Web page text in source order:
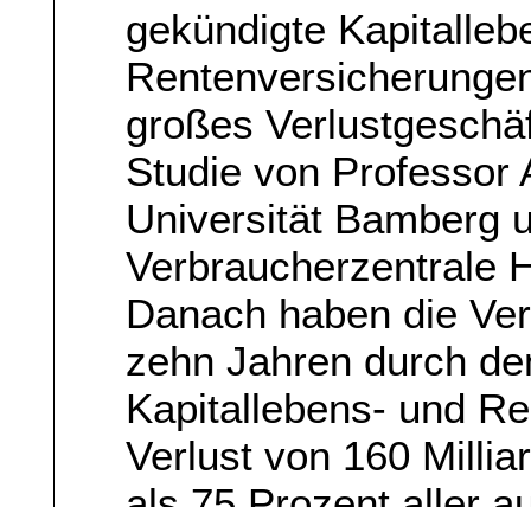
gekündigte
großes
Studie von Professor
Universität Bamberg
Verbraucherzentrale
Danach haben die
zehn Jahren durch
Kapitallebens- und
Verlust von 160